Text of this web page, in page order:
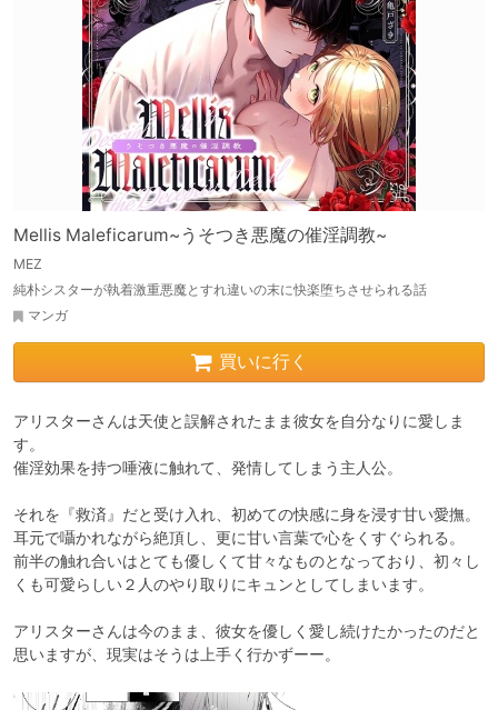
Mellis Maleficarum~うそつき悪魔の催淫調教~
MEZ
純朴シスターが執着激重悪魔とすれ違いの末に快楽堕ちさせられる話
マンガ
買いに行く
アリスターさんは天使と誤解されたまま彼女を自分なりに愛しま
す。
催淫効果を持つ唾液に触れて、発情してしまう主人公。
それを『救済』だと受け入れ、初めての快感に身を浸す甘い愛撫。
耳元で囁かれながら絶頂し、更に甘い言葉で心をくすぐられる。
前半の触れ合いはとても優しくて甘々なものとなっており、初々し
くも可愛らしい２人のやり取りにキュンとしてしまいます。
アリスターさんは今のまま、彼女を優しく愛し続けたかったのだと
思いますが、現実はそうは上手く行かずーー。